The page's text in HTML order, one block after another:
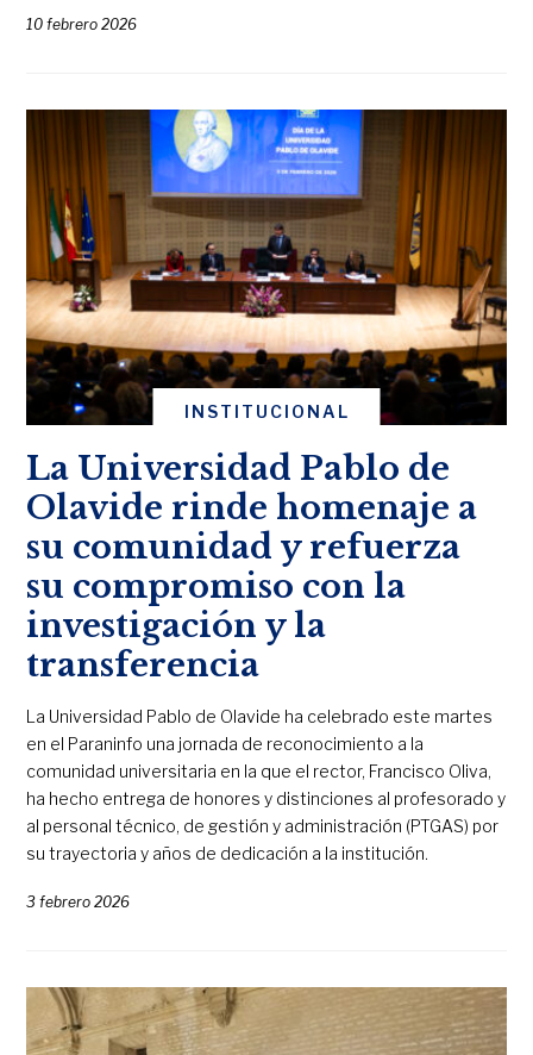
10 febrero 2026
INSTITUCIONAL
La Universidad Pablo de
Olavide rinde homenaje a
su comunidad y refuerza
su compromiso con la
investigación y la
transferencia
La Universidad Pablo de Olavide ha celebrado este martes
en el Paraninfo una jornada de reconocimiento a la
comunidad universitaria en la que el rector, Francisco Oliva,
ha hecho entrega de honores y distinciones al profesorado y
al personal técnico, de gestión y administración (PTGAS) por
su trayectoria y años de dedicación a la institución.
3 febrero 2026